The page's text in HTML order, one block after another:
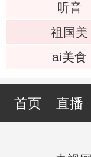
听音
祖国美
ai美食
首页 直播